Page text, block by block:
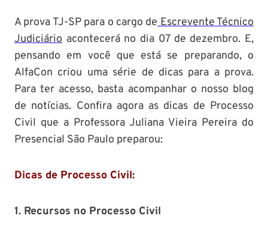
A prova TJ-SP para o cargo deEscrevente Técnico
Judiciário acontecerá no dia 07 de dezembro. E,
pensando em você que está se preparando, o
AlfaCon criou uma série de dicas para a prova.
Para ter acesso, basta acompanhar o nosso blog
de notícias. Confira agora as dicas de Processo
Civil que a Professora Juliana Vieira Pereira do
Presencial São Paulo preparou:
Dicas de Processo Civil:
1. Recursos no Processo Civil